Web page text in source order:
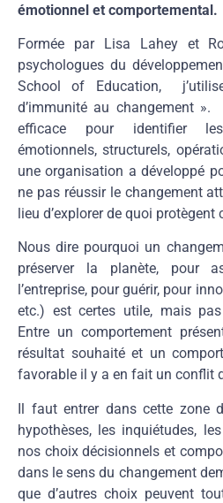
émotionnel et comportemental.
Formée par Lisa Lahey et
psychologues du
School of Education,
d’immunité au changement ».
efficace pour identifier
émotionnels, structurels,
une organisation a développé
ne pas réussir le changement
lieu d’explorer de quoi protègent
Nous dire pourquoi un
préserver la planète, pour
l’entreprise, pour guérir, pour
etc.) est certes utile, mais
Entre un comportement
résultat souhaité et un
favorable il y a en fait un conflit
Il faut entrer dans cette zone
hypothèses, les inquiétudes,
nos choix décisionnels et
dans le sens du changement
que d’autres choix peuvent